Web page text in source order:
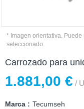
* Imagen orientativa.
seleccionado.
Carrozado para
1.881,00 € /
Marca : Tecumseh